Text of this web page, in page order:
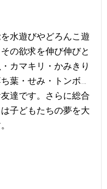
水遊びやどろんこ遊
の欲求を伸び伸びと
カマキリ・かみきり
葉・せみ・トンボ…
達です。さらに総合
子どもたちの夢を大